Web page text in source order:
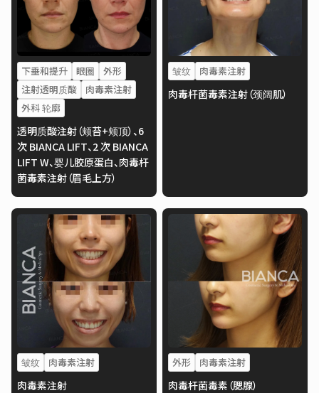
下垂和提升 眼圈
外形
注射透明质酸
肉毒素注射
外科 轮廓
透明质酸注射（颊苔+颊顶）、6
次 BIANCA LIFT、2 次 BIANCA
LIFT W、婴儿胶原蛋白、肉毒杆
菌毒素注射（眉毛上方）
皱纹 肉毒素注射
肉毒杆菌毒素注射（颈阔肌）
皱纹 肉毒素注射
肉毒素注射
外形 肉毒素注射
肉毒杆菌毒素（腮腺）